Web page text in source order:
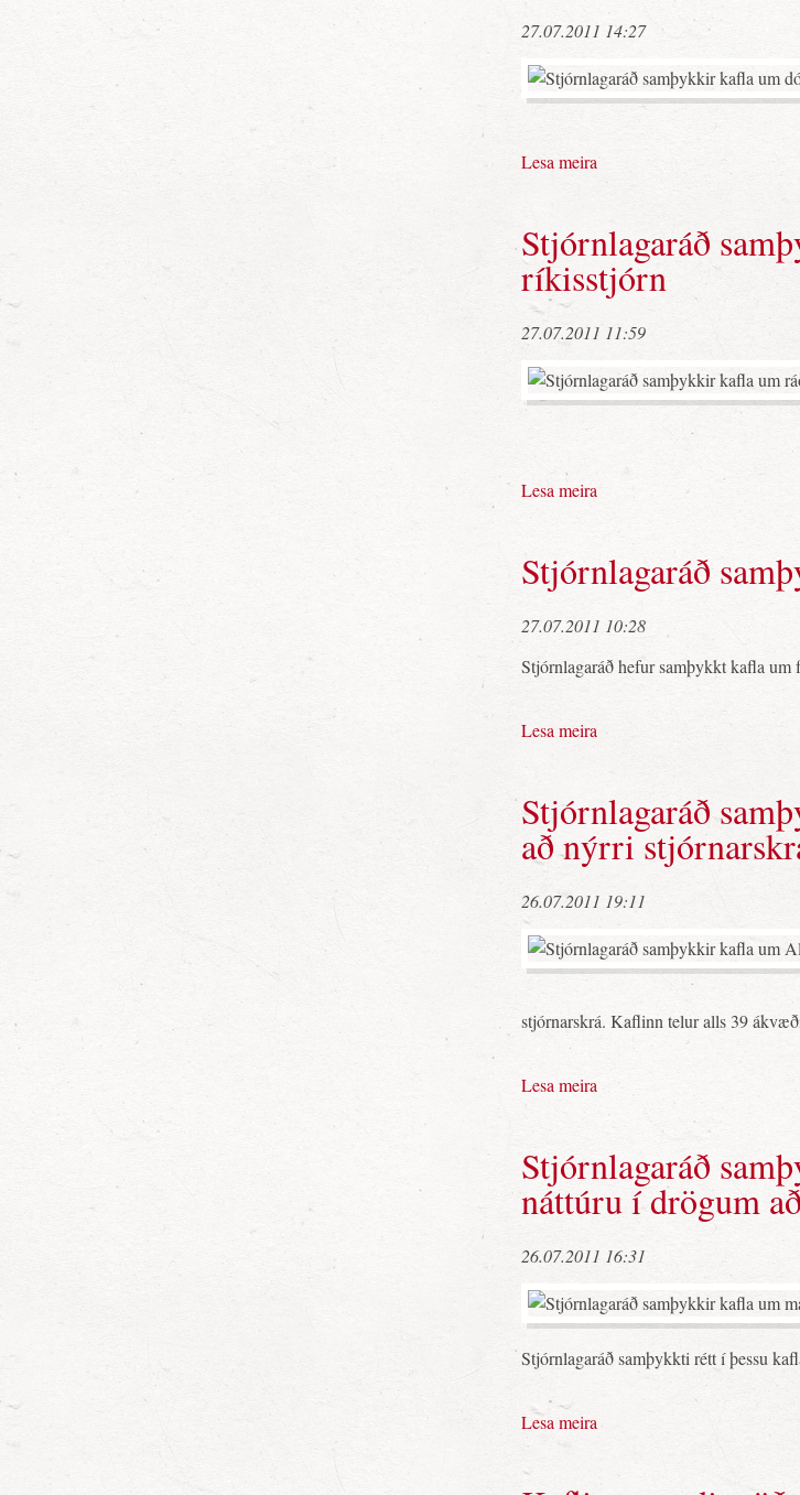
27.07.2011 14:27
Lesa meira
Stjórnlagaráð
ríkisstjórn
27.07.2011 11:59
Lesa meira
Stjórnlagaráð
27.07.2011 10:28
Stjórnlagaráð hefur samþykkt kafla um
Lesa meira
Stjórnlagaráð
að nýrri
26.07.2011 19:11
stjórnarskrá. Kaflinn telur alls 39
Lesa meira
Stjórnlagaráð
náttúru í drögum
26.07.2011 16:31
Stjórnlagaráð samþykkti rétt í þessu
Lesa meira